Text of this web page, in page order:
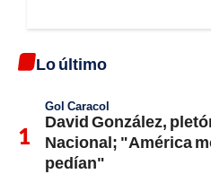
Lo último
Gol Caracol
David González,
Nacional; "América
pedían"